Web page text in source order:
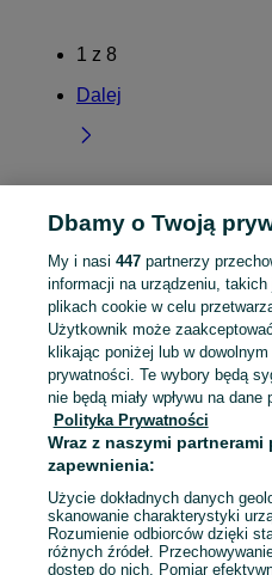
1 z 8
Dalej
Strona główna Łódzkie Bogucice
KATEGORIA
Mapa kategorii
Mapa miejscowości
Mapa ministron
Popularne wyszukiwania
Dbamy o Twoją
My i nasi 447partnerzy
informacji na urządzeniu,
plikach cookie w celu
Użytkownik może
klikając poniżej lub w
prywatności. Te wybory będą
nie będą miały wpływu na dane
Polityka Prywatności
Wraz z naszymi
zapewnienia:
Użycie dokładnych danych
skanowanie charakterystyki
Rozumienie odbiorców dzięki
różnych źródeł.
dostęp do nich. Pomiar